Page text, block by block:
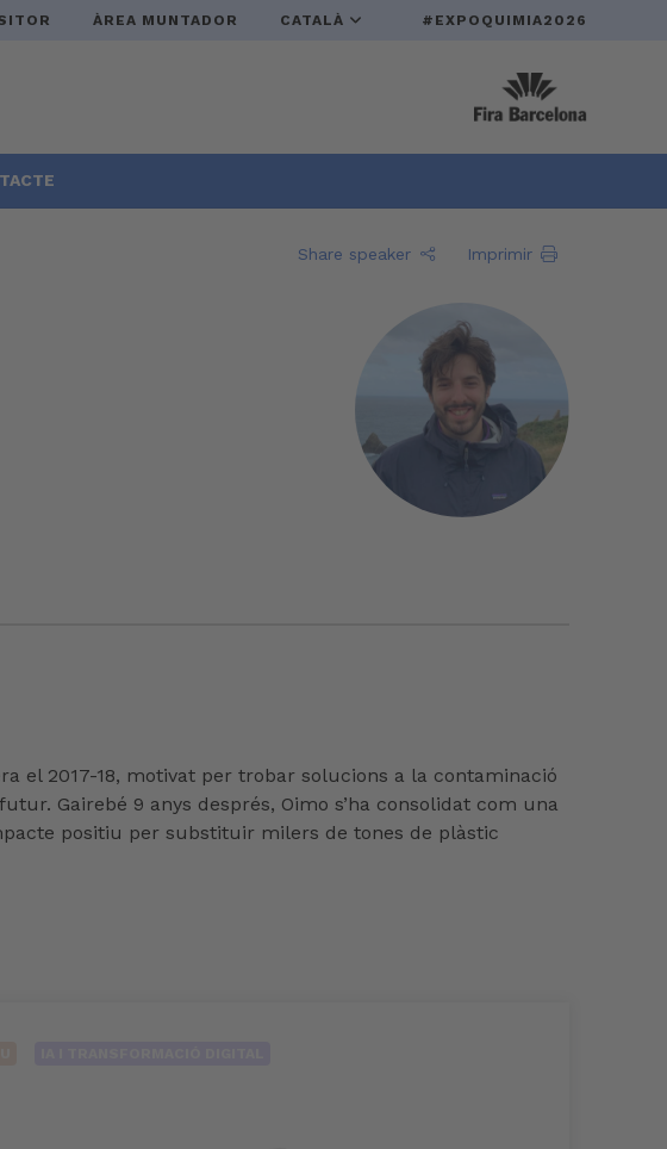
ÀREA MUNTADOR CATALÀ #EXPOQUIMIA2026
Share speaker Imprimir
el 2017-18, motivat per trobar solucions a la contaminació
Gairebé 9 anys després, Oimo s’ha consolidat com una
positiu per substituir milers de tones de plàstic